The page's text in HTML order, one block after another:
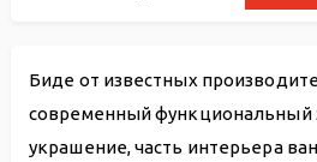
Биде от известных
современный функциональный
украшение, часть интерьера